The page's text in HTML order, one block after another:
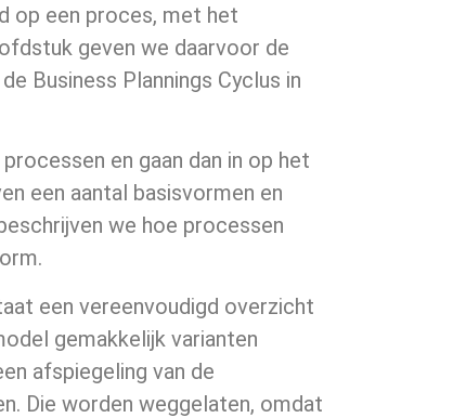
op een proces, met het
geven we daarvoor de
Business Plannings Cyclus in
en gaan dan in op het
een aantal basisvormen en
we hoe processen
een vereenvoudigd overzicht
gemakkelijk varianten
afspiegeling van de
Die worden weggelaten, omdat